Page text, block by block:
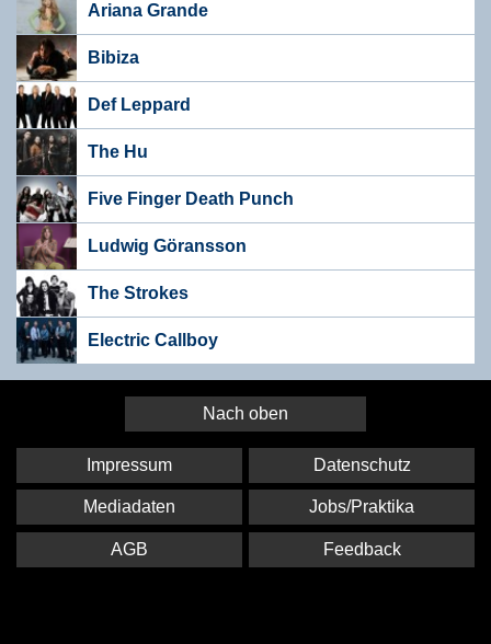
Ariana Grande
Bibiza
Def Leppard
The Hu
Five Finger Death Punch
Ludwig Göransson
The Strokes
Electric Callboy
Nach oben
Impressum Datenschutz
Mediadaten Jobs/Praktika
AGB Feedback